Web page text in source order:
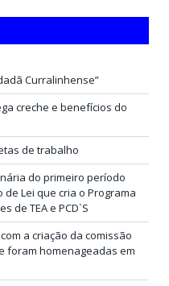
Curralinhense”
creche e benefícios do
de trabalho
do primeiro período
Lei que cria o Programa
de TEA e PCD`S
a criação da comissão
foram homenageadas em